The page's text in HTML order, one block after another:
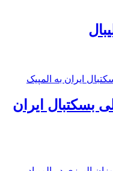
بسکتبال ایران